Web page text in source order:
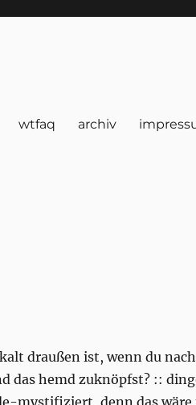
wtfaq archiv
draußen ist, wenn du nach
das hemd zuknöpfst? ::
mystifiziert, denn das wäre